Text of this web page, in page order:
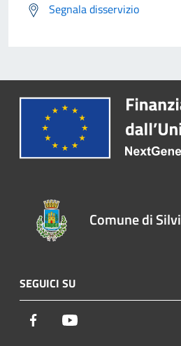
Segnala disservizio
Comune di Silvi
SEGUICI SU
Facebook